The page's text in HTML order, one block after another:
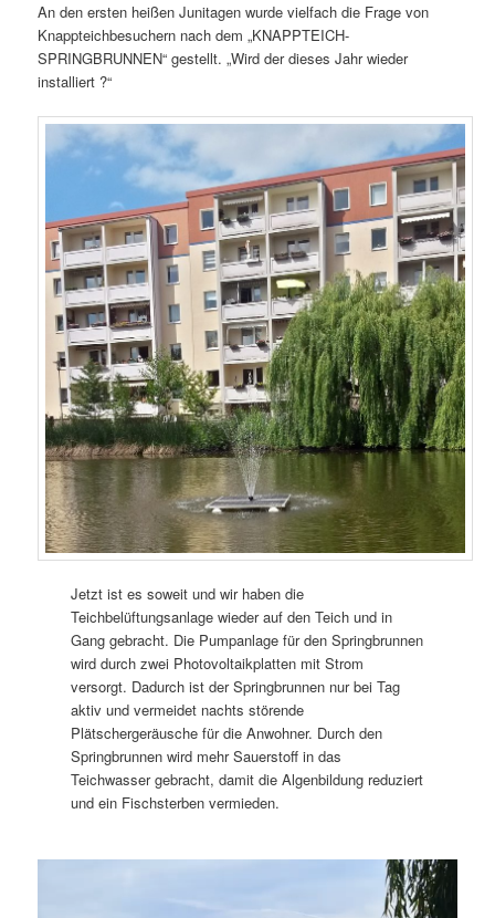
An den ersten heißen Junitagen wurde vielfach die Frage von
Knappteichbesuchern nach dem „KNAPPTEICH-
SPRINGBRUNNEN“ gestellt. „Wird der dieses Jahr wieder
installiert ?“
Jetzt ist es soweit und wir haben die
Teichbelüftungsanlage wieder auf den Teich und in
Gang gebracht. Die Pumpanlage für den Springbrunnen
wird durch zwei Photovoltaikplatten mit Strom
versorgt. Dadurch ist der Springbrunnen nur bei Tag
aktiv und vermeidet nachts störende
Plätschergeräusche für die Anwohner. Durch den
Springbrunnen wird mehr Sauerstoff in das
Teichwasser gebracht, damit die Algenbildung reduziert
und ein Fischsterben vermieden.